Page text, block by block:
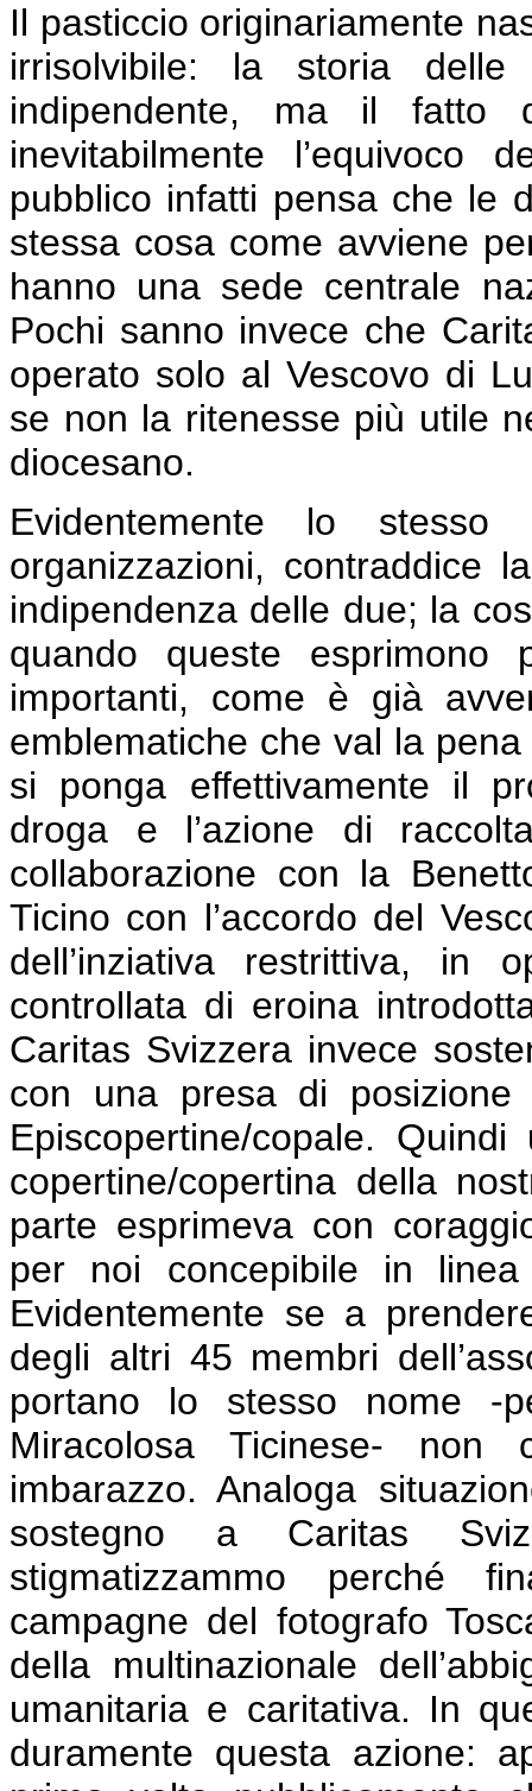
Il pasticcio originariamente
irrisolvibile: la storia
indipendente, ma il fatto
inevitabilmente l’equivoco
pubblico infatti pensa che le
stessa cosa come avviene
hanno una sede centrale
Pochi sanno invece che
operato solo al Vescovo di
se non la ritenesse più utile
diocesano.
Evidentemente lo
organizzazioni, contraddice
indipendenza delle due; la
quando queste
importanti, come è già
emblematiche che val la
si ponga effettivamente il
droga e l’azione di
collaborazione con la
Ticino con l’accordo del
dell’inziativa restrittiva, in
controllata di eroina
Caritas Svizzera invece
con una presa di
Episcopertine/copale.
copertine/copertina della
parte esprimeva con
per noi concepibile in
Evidentemente se a
degli altri 45 membri
portano lo stesso nome -
Miracolosa Ticinese-
imbarazzo. Analoga
sostegno a Caritas
stigmatizzammo perché
campagne del fotografo
della multinazionale
umanitaria e caritativa. In
duramente questa azione: